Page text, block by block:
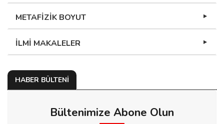
METAFİZİK BOYUT
İLMİ MAKALELER
HABER BÜLTENİ
Bültenimize Abone Olun